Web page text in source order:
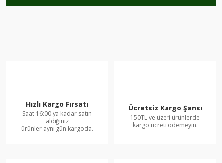
Hızlı Kargo Fırsatı
Saat 16:00'ya kadar satın
aldığınız
ürünler aynı gün kargoda.
Ücretsiz Kargo Şansı
150TL ve üzeri ürünlerde
kargo ücreti ödemeyin.